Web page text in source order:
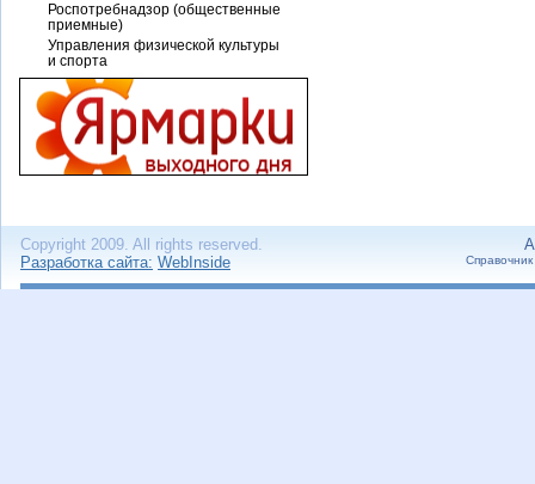
Роспотребнадзор (общественные
приемные)
Управления физической культуры
и спорта
Copyright 2009. All rights reserved.
Разработка сайта: WebInside